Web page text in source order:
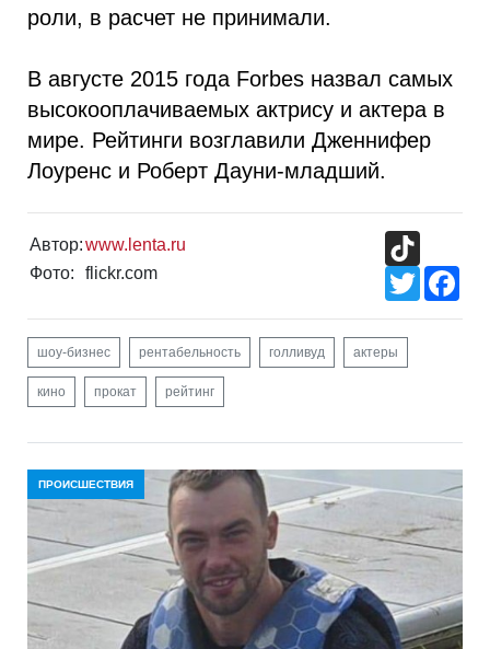
роли, в расчет не принимали.
В августе 2015 года Forbes назвал самых
высокооплачиваемых актрису и актера в
мире. Рейтинги возглавили Дженнифер
Лоуренс и Роберт Дауни-младший.
Автор:www.lenta.ru
Фото:
flickr.com
Twitter
шоу-бизнес рентабельность голливуд актеры
кино прокат рейтинг
ПРОИСШЕСТВИЯ